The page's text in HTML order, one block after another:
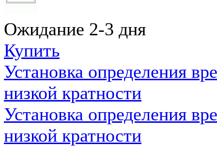
Ожидание 2-3 дня
Купить
Установка определения
низкой кратности
Установка определения
низкой кратности